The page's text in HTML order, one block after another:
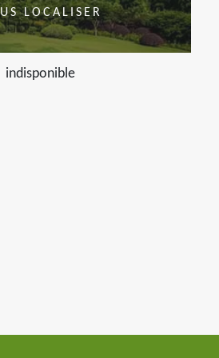
LOCALISER
indisponible